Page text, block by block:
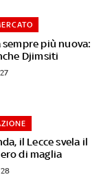
più nuova:
Djimsiti
il Lecce svela il
di maglia